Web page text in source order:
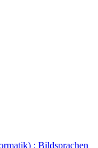
: Bildsprachen